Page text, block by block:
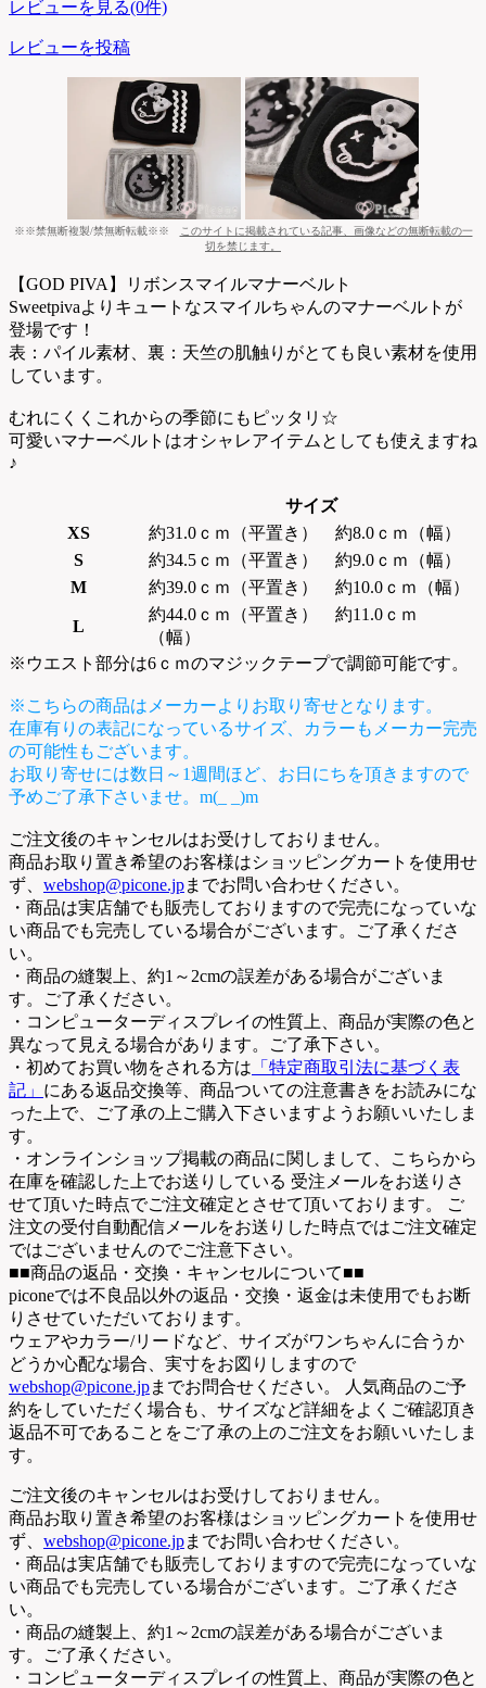
レビューを見る(0件)
レビューを投稿
※※禁無断複製/禁無断転載※※
このサイトに掲載されている記事、画像などの無断転載の一
切を禁じます。
【GOD PIVA】リボンスマイルマナーベルト
Sweetpivaよりキュートなスマイルちゃんのマナーベルトが
登場です！
表：パイル素材、裏：天竺の肌触りがとても良い素材を使用
しています。
むれにくくこれからの季節にもピッタリ☆
可愛いマナーベルトはオシャレアイテムとしても使えますね
♪
サイズ
XS
約31.0ｃｍ（平置き） 約8.0ｃｍ（幅）
S
約34.5ｃｍ（平置き） 約9.0ｃｍ（幅）
M
約39.0ｃｍ（平置き） 約10.0ｃｍ（幅）
L
約44.0ｃｍ（平置き） 約11.0ｃｍ
（幅）
※ウエスト部分は6ｃｍのマジックテープで調節可能です。
※こちらの商品はメーカーよりお取り寄せとなります。
在庫有りの表記になっているサイズ、カラーもメーカー完売
の可能性もございます。
お取り寄せには数日～1週間ほど、お日にちを頂きますので
予めご了承下さいませ。m(_ _)m
ご注文後のキャンセルはお受けしておりません。
商品お取り置き希望のお客様はショッピングカートを使用せ
ず、 webshop@picone.jpまでお問い合わせください。
・商品は実店舗でも販売しておりますので完売になっていな
い商品でも完売している場合がございます。ご了承くださ
い。
・商品の縫製上、約1～2cmの誤差がある場合がございま
す。ご了承ください。
・コンピューターディスプレイの性質上、商品が実際の色と
異なって見える場合があります。ご了承下さい。
・初めてお買い物をされる方は 「特定商取引法に基づく表
記」 にある返品交換等、商品ついての注意書きをお読みにな
った上で、ご了承の上ご購入下さいますようお願いいたしま
す。
・オンラインショップ掲載の商品に関しまして、こちらから
在庫を確認した上でお送りしている 受注メールをお送りさ
せて頂いた時点でご注文確定とさせて頂いております。 ご
注文の受付自動配信メールをお送りした時点ではご注文確定
ではございませんのでご注意下さい。
■■商品の返品・交換・キャンセルについて■■
piconeでは不良品以外の返品・交換・返金は未使用でもお断
りさせていただいております。
ウェアやカラー/リードなど、サイズがワンちゃんに合うか
どうか心配な場合、実寸をお図りしますので
webshop@picone.jpまでお問合せください。 人気商品のご予
約をしていただく場合も、サイズなど詳細をよくご確認頂き
返品不可であることをご了承の上のご注文をお願いいたしま
す。
ご注文後のキャンセルはお受けしておりません。
商品お取り置き希望のお客様はショッピングカートを使用せ
ず、 webshop@picone.jpまでお問い合わせください。
・商品は実店舗でも販売しておりますので完売になっていな
い商品でも完売している場合がございます。ご了承くださ
い。
・商品の縫製上、約1～2cmの誤差がある場合がございま
す。ご了承ください。
・コンピューターディスプレイの性質上、商品が実際の色と